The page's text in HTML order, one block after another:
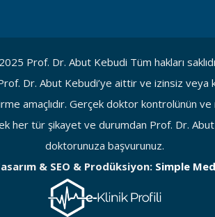
Prof. Dr. Abut Kebudi Tüm hakları
Dr. Abut Kebudi’ye aittir ve izinsiz veya
amaçlıdır. Gerçek doktor kontrolünün
her tür şikayet ve durumdan Prof. Dr.
doktorunuza başvurunuz.
& SEO & Prodüksiyon: Simple